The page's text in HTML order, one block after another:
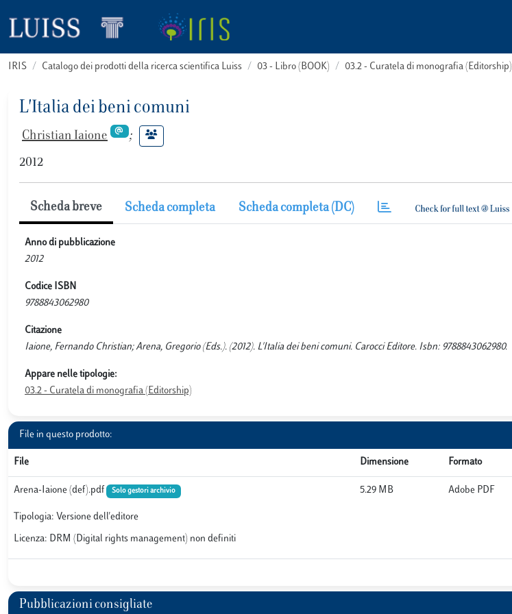
IRIS Catalogo dei prodotti della ricerca scientifica Luiss 03 - Libro (BOOK) 03.2 - Curatela di monografia (Editorship)
L'Italia dei beni comuni
Christian Iaione ;
2012
Scheda breve Scheda completa Scheda completa (DC)
Anno di pubblicazione
2012
Codice ISBN
9788843062980
Citazione
Iaione, Fernando Christian; Arena, Gregorio (Eds.). (2012). L'Italia dei beni comuni. Carocci Editore. Isbn: 9788843062980.
Appare nelle tipologie:
03.2 - Curatela di monografia (Editorship)
File in questo prodotto:
File Dimensione Formato
Arena-Iaione (def).pdf Solo gestori archivio
Tipologia: Versione dell'editore
Licenza: DRM (Digital rights management) non definiti
5.29 MB Adobe PDF
Pubblicazioni consigliate